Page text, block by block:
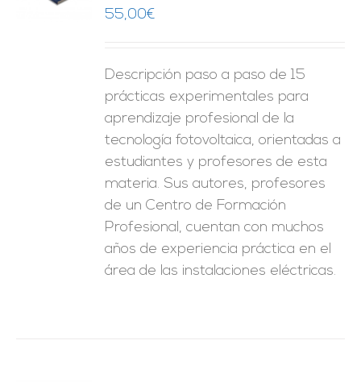
55,00€
Descripción paso a paso de 15
prácticas experimentales para
aprendizaje profesional de la
tecnología fotovoltaica, orientadas a
estudiantes y profesores de esta
materia. Sus autores, profesores
de un Centro de Formación
Profesional, cuentan con muchos
años de experiencia práctica en el
área de las instalaciones eléctricas.